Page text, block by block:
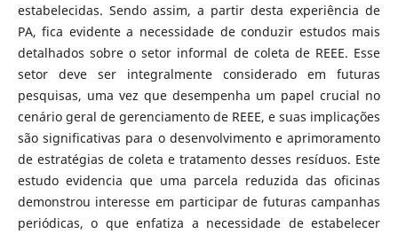
estabelecidas. Sendo assim, a partir desta experiência de
PA, fica evidente a necessidade de conduzir estudos mais
detalhados sobre o setor informal de coleta de REEE. Esse
setor deve ser integralmente considerado em futuras
pesquisas, uma vez que desempenha um papel crucial no
cenário geral de gerenciamento de REEE, e suas implicações
são significativas para o desenvolvimento e aprimoramento
de estratégias de coleta e tratamento desses resíduos. Este
estudo evidencia que uma parcela reduzida das oficinas
demonstrou interesse em participar de futuras campanhas
periódicas, o que enfatiza a necessidade de estabelecer